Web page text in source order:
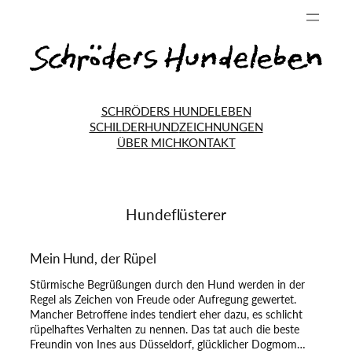
SCHRÖDERS HUNDELEBEN
SCHILDERHUNDZEICHNUNGEN
ÜBER MICHKONTAKT
Hundeflüsterer
Mein Hund, der Rüpel
Stürmische Begrüßungen durch den Hund werden in der
Regel als Zeichen von Freude oder Aufregung gewertet.
Mancher Betroffene indes tendiert eher dazu, es schlicht
rüpelhaftes Verhalten zu nennen. Das tat auch die beste
Freundin von Ines aus Düsseldorf, glücklicher Dogmom…